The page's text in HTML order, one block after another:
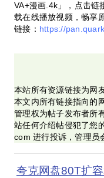
VA+漫画.4k」，点击链
载在线播放视频，畅享
链接： https://
本站所有资源链接为网
本文内所有链接指向的
管理权为帖子发布者所
站任何介绍帖侵犯了您
com 进行投诉，管理员
夸克网盘80T扩